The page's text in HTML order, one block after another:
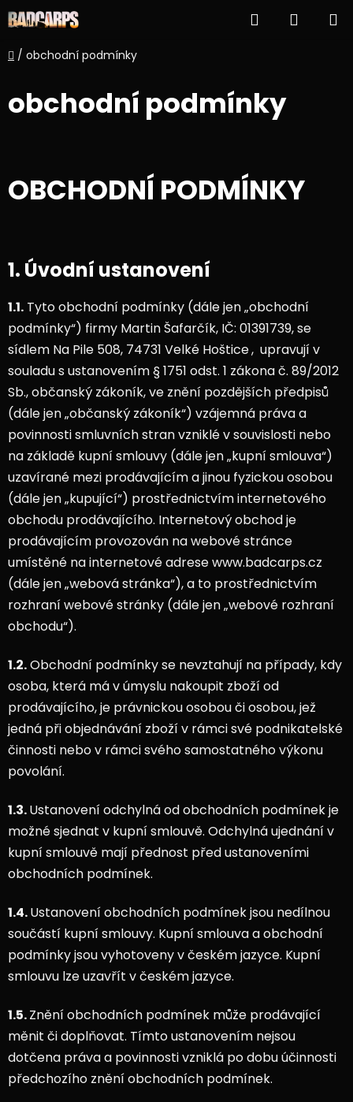
Přejít
na
Hledat
Domů
/ obchodní podmínky
obchodní podmínky
OBCHODNÍ PODMÍNKY
1. Úvodní ustanovení
1.1. Tyto obchodní podmínky (dále jen „obchodní
podmínky“) firmy Martin Šafarčík, IČ: 01391739, se
sídlem Na Pile 508, 74731 Velké Hoštice, upravují v
souladu s ustanovením § 1751 odst. 1 zákona č. 89/2012
Sb., občanský zákoník, ve znění pozdějších předpisů
(dále jen „občanský zákoník“) vzájemná práva a
povinnosti smluvních stran vzniklé v souvislosti nebo
na základě kupní smlouvy (dále jen „kupní smlouva“)
uzavírané mezi prodávajícím a jinou fyzickou osobou
(dále jen „kupující“) prostřednictvím internetového
obchodu prodávajícího. Internetový obchod je
prodávajícím provozován na webové stránce
umístěné na internetové adrese www.badcarps.cz
(dále jen „webová stránka“), a to prostřednictvím
rozhraní webové stránky (dále jen „webové rozhraní
obchodu“).
1.2.Obchodní podmínky se nevztahují na případy, kdy
osoba, která má v úmyslu nakoupit zboží od
prodávajícího, je právnickou osobou či osobou, jež
jedná při objednávání zboží v rámci své podnikatelské
činnosti nebo v rámci svého samostatného výkonu
povolání.
1.3.Ustanovení odchylná od obchodních podmínek je
možné sjednat v kupní smlouvě. Odchylná ujednání v
kupní smlouvě mají přednost před ustanoveními
obchodních podmínek.
1.4.Ustanovení obchodních podmínek jsou nedílnou
součástí kupní smlouvy. Kupní smlouva a obchodní
podmínky jsou vyhotoveny v českém jazyce. Kupní
smlouvu lze uzavřít v českém jazyce.
1.5.Znění obchodních podmínek může prodávající
měnit či doplňovat. Tímto ustanovením nejsou
dotčena práva a povinnosti vzniklá po dobu účinnosti
předchozího znění obchodních podmínek.